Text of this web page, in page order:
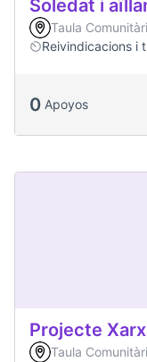
Soledat i
Taula
Reivindicacions i
0 Apoyos
Projecte
Taula